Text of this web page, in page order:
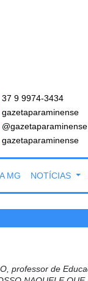
37 9 9974-3434
gazetaparaminense
@gazetaparaminense
gazetaparaminense
MG NOTÍCIAS
professor de